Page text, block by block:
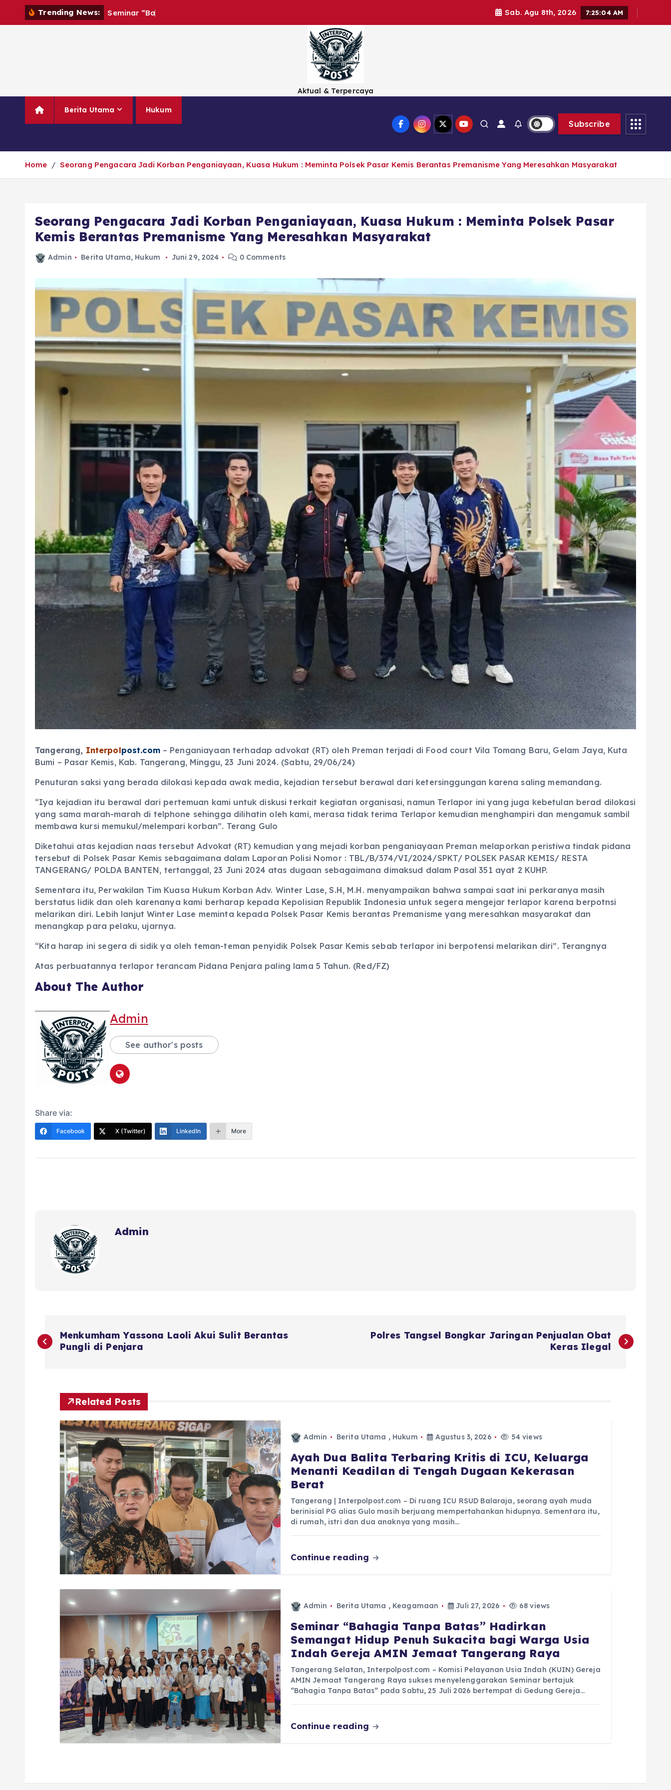
Trending News: Seminar “Ba Sab. Agu 8th, 2026 7:25:06 AM
Aktual & Terpercaya
Berita Utama Hukum
Subscribe
Home Seorang Pengacara Jadi Korban Penganiayaan, Kuasa Hukum : Meminta Polsek Pasar Kemis Berantas Premanisme Yang Meresahkan Masyarakat
Seorang Pengacara Jadi Korban Penganiayaan, Kuasa Hukum : Meminta Polsek Pasar
Kemis Berantas Premanisme Yang Meresahkan Masyarakat
Admin Berita Utama, Hukum Juni 29, 2024 0 Comments
Tangerang, Interpolpost.com– Penganiayaan terhadap advokat (RT) oleh Preman terjadi di Food court Vila Tomang Baru, Gelam Jaya, Kuta
Bumi – Pasar Kemis, Kab. Tangerang, Minggu, 23 Juni 2024. (Sabtu, 29/06/24)
Penuturan saksi yang berada dilokasi kepada awak media, kejadian tersebut berawal dari ketersinggungan karena saling memandang.
“Iya kejadian itu berawal dari pertemuan kami untuk diskusi terkait kegiatan organisasi, namun Terlapor ini yang juga kebetulan berad dilokasi
yang sama marah-marah di telphone sehingga dilihatin oleh kami, merasa tidak terima Terlapor kemudian menghampiri dan mengamuk sambil
membawa kursi memukul/melempari korban”. Terang Gulo
Diketahui atas kejadian naas tersebut Advokat (RT) kemudian yang mejadi korban penganiayaan Preman melaporkan peristiwa tindak pidana
tersebut di Polsek Pasar Kemis sebagaimana dalam Laporan Polisi Nomor : TBL/B/374/VI/2024/SPKT/ POLSEK PASAR KEMIS/ RESTA
TANGERANG/ POLDA BANTEN, tertanggal, 23 Juni 2024 atas dugaan sebagaimana dimaksud dalam Pasal 351 ayat 2 KUHP.
Sementara itu, Perwakilan Tim Kuasa Hukum Korban Adv. Winter Lase, S.H, M.H. menyampaikan bahwa sampai saat ini perkaranya masih
berstatus lidik dan oleh karenanya kami berharap kepada Kepolisian Republik Indonesia untuk segera mengejar terlapor karena berpotnsi
melarikan diri. Lebih lanjut Winter Lase meminta kepada Polsek Pasar Kemis berantas Premanisme yang meresahkan masyarakat dan
menangkap para pelaku, ujarnya.
“Kita harap ini segera di sidik ya oleh teman-teman penyidik Polsek Pasar Kemis sebab terlapor ini berpotensi melarikan diri”. Terangnya
Atas perbuatannya terlapor terancam Pidana Penjara paling lama 5 Tahun. (Red/FZ)
About The Author
Admin
See author's posts
Share via:
Facebook X (Twitter) LinkedIn More
Admin
Menkumham Yassona Laoli Akui Sulit Berantas
Pungli di Penjara
Polres Tangsel Bongkar Jaringan Penjualan Obat
Keras Ilegal
Related Posts
Admin Berita Utama , Hukum Agustus 3, 2026 54 views
Ayah Dua Balita Terbaring Kritis di ICU, Keluarga
Menanti Keadilan di Tengah Dugaan Kekerasan
Berat
Tangerang | Interpolpost.com – Di ruang ICU RSUD Balaraja, seorang ayah muda
berinisial PG alias Gulo masih berjuang mempertahankan hidupnya. Sementara itu,
di rumah, istri dan dua anaknya yang masih…
Continue reading
Admin Berita Utama , Keagamaan Juli 27, 2026 68 views
Seminar “Bahagia Tanpa Batas” Hadirkan
Semangat Hidup Penuh Sukacita bagi Warga Usia
Indah Gereja AMIN Jemaat Tangerang Raya
Tangerang Selatan, Interpolpost.com – Komisi Pelayanan Usia Indah (KUIN) Gereja
AMIN Jemaat Tangerang Raya sukses menyelenggarakan Seminar bertajuk
“Bahagia Tanpa Batas” pada Sabtu, 25 Juli 2026 bertempat di Gedung Gereja…
Continue reading